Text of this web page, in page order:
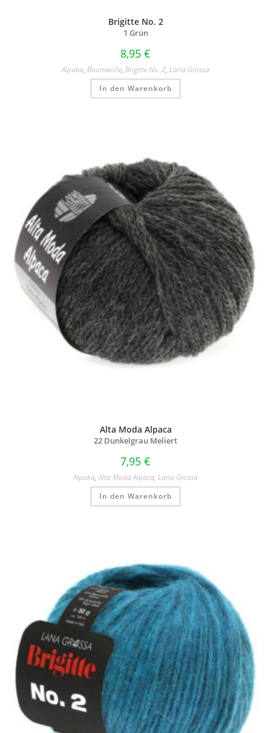
Brigitte No. 2
1 Grün
8,95 €
Alpaka, Baumwolle, Brigitte No. 2, Lana Grossa
In den Warenkorb
Alta Moda Alpaca
22 Dunkelgrau Meliert
7,95 €
Alpaka,Alta Moda Alpaca, Lana Grossa
In den Warenkorb